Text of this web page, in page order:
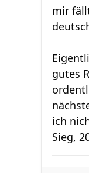
mir
gutes
ich
Sieg,